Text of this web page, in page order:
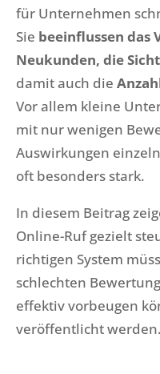
für Unternehmen
Sie beeinflussen das
Neukunden, die
damit auch die
Vor allem kleine
mit nur wenigen
Auswirkungen
oft besonders stark.
In diesem Beitrag
Online-Ruf gezielt
richtigen System
schlechten
effektiv vorbeugen
veröffentlicht werden.